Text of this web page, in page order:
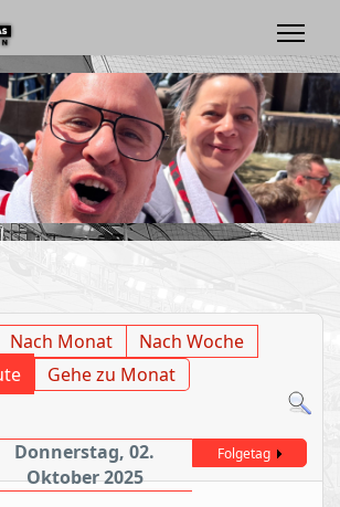
Nach Monat
Nach Woche
Gehe zu Monat
Donnerstag, 02.
Oktober 2025
Folgetag